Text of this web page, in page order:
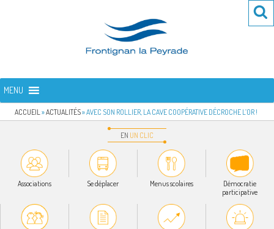
FRONTIGNAN LA PEYRADE
MENU
ACCUEIL »ACTUALITÉS»AVEC SON ROLLIER, LA CAVE COOPÉRATIVE DÉCROCHE L’OR !
EN UN CLIC
Associations Se déplacer Menus scolaires
Démocratie
participative